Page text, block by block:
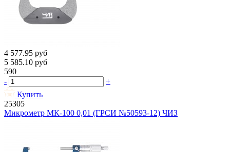
4 577.95 руб
5 585.10 руб
590
-
+
Купить
25305
Микрометр МК-100 0,01 (ГРСИ №50593-12) ЧИЗ